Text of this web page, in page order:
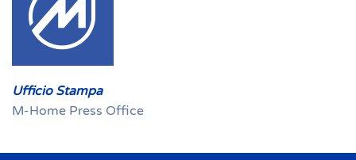
Ufficio Stampa
M-Home Press Office